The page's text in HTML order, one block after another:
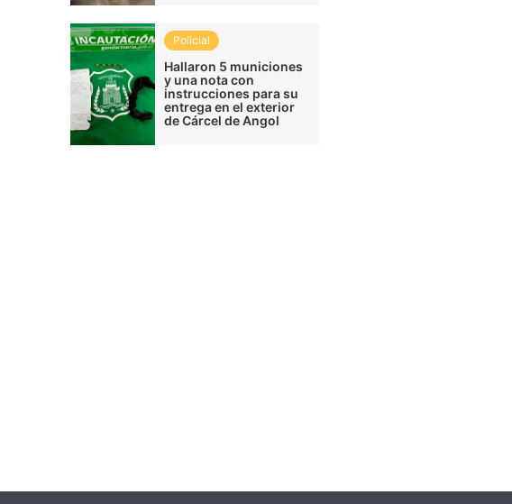
Policial
Hallaron 5 municiones
y una nota con
instrucciones para su
entrega en el exterior
de Cárcel de Angol